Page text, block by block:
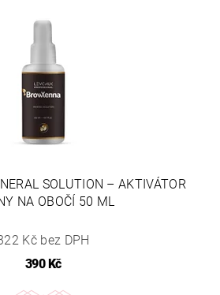
SOLUTION – AKTIVÁTOR
NA OBOČÍ 50 ML
Kč bez DPH
390 Kč